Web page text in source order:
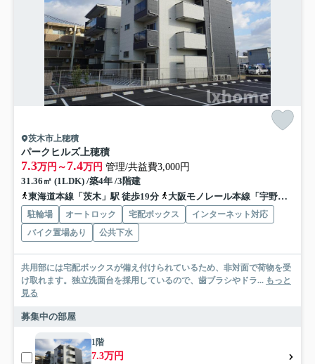
茨木市上穂積
パークヒルズ上穂積
7.3万円～ 7.4万円 管理/共益費3,000円
31.36㎡ (1LDK) /築4年 /3階建
東海道本線「茨木」駅 徒歩19分
大阪モノレール本線「宇野辺」駅 徒歩27分
駐輪場 オートロック 宅配ボックス
インターネット対応
バイク置場あり
公共下水
共用部には宅配ボックスが備え付けられているため、非対面で荷物を受
け取れます。独立洗面台を採用しているので、歯ブラシやドラ... もっと
見る
募集中の部屋
1階
7.3万円